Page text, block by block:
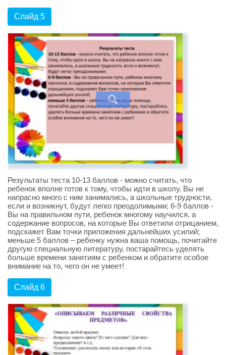
Слайд 5
Результаты теста 10-13 баллов - можно считать, что
ребенок вполне готов к тому, чтобы идти в школу. Вы не
напрасно много с ним занимались, а школьные трудности,
если и возникнут, будут легко преодолимыми; 6-9 баллов -
Вы на правильном пути, ребенок многому научился, а
содержание вопросов, на которые Вы ответили отрицанием,
подскажет Вам точки приложения дальнейших усилий;
меньше 5 баллов – ребенку нужна ваша помощь, почитайте
другую специальную литературу, постарайтесь уделять
больше времени занятиям с ребенком и обратите особое
внимание на то, чего он не умеет!
Слайд 6